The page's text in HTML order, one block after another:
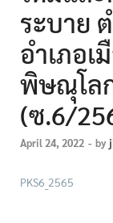
ระบาย
อำเภอ
พิษณุโล
(ซ.6/
April 24, 2022 - by
PKS6_2565